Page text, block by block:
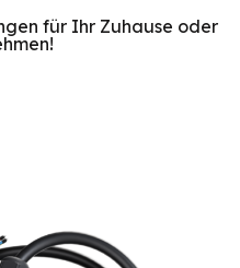
für Ihr Zuhause oder